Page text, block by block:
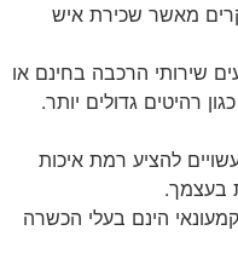
מאשר שכירת איש
שירותי הרכבה בחינם או
רהיטים גדולים יותר.
להציע רמת איכות
בעצמך.
הינם בעלי הכשרה